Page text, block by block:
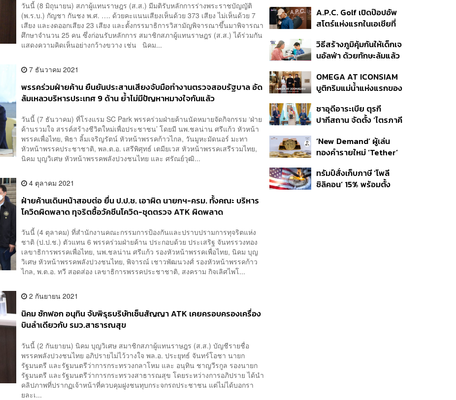
วันนี้ (8 มิถุนายน) สภาผู้แทนราษฎร (ส.ส.) มีมติรับหลักการร่างพระราชบัญญัติ
(พ.ร.บ.) กัญชา กันชง พ.ศ. …. ด้วยคะแนนเสียงเห็นด้วย 373 เสียง ไม่เห็นด้วย 7
เสียง และงดออกเสียง 23 เสียง และตั้งกรรมาธิการวิสามัญพิจารณาขึ้นมาพิจารณา
ศึกษาจำนวน 25 คน ซึ่งก่อนรับหลักการ สมาชิกสภาผู้แทนราษฎร (ส.ส.) ได้ร่วมกัน
แสดงความคิดเห็นอย่างกว้างขวาง เช่น นิคม...
7 ธันวาคม 2021
พรรคร่วมฝ่ายค้าน ยืนยันประสานเสียงจับมือทำงานตรวจสอบรัฐบาล อัด
ล้มเหลวบริหารประเทศ 9 ด้าน ย้ำไม่มีปัญหาหมางใจกันแล้ว
วันนี้ (7 ธันวาคม) ที่โรงแรม SC Park พรรคร่วมฝ่ายค้านนัดหมายจัดกิจกรรม ‘ฝ่าย
ค้านรวมใจ สรรค์สร้างชีวิตใหม่เพื่อประชาชน’ โดยมี นพ.ชลน่าน ศรีแก้ว หัวหน้า
พรรคเพื่อไทย, พิธา ลิ้มเจริญรัตน์ หัวหน้าพรรคก้าวไกล, วันมูหะมัดนอร์ มะทา
หัวหน้าพรรคประชาชาติ, พล.ต.อ. เสรีพิศุทธ์ เตมียเวส หัวหน้าพรรคเสรีรวมไทย,
นิคม บุญวิเศษ หัวหน้าพรรคพลังปวงชนไทย และ ศรัณย์วุฒิ...
4 ตุลาคม 2021
ฝ่ายค้านเดินหน้าสอบต่อ ยื่น ป.ป.ช. เอาผิด นายกฯ-ครม. ทั้งคณะ บริหาร
โควิดผิดพลาด ทุจริตซื้อวัคซีนโควิด-ชุดตรวจ ATK ผิดพลาด
วันนี้ (4 ตุลาคม) ที่สำนักงานคณะกรรมการป้องกันและปราบปรามการทุจริตแห่ง
ชาติ (ป.ป.ช.) ตัวแทน 6 พรรคร่วมฝ่ายค้าน ประกอบด้วย ประเสริฐ จันทรรวงทอง
เลขาธิการพรรคเพื่อไทย, นพ.ชลน่าน ศรีแก้ว รองหัวหน้าพรรคเพื่อไทย, นิคม บุญ
วิเศษ หัวหน้าพรรคพลังปวงชนไทย, พิจารณ์ เชาวพัฒนวงศ์ รองหัวหน้าพรรคก้าว
ไกล, พ.ต.อ. ทวี สอดส่อง เลขาธิการพรรคประชาชาติ, สงคราม กิจเลิศไพโ...
2 กันยายน 2021
นิคม ซักฟอก อนุทิน จับพิรุธบริษัทเซ็นสัญญา ATK เคยครอบครองเครื่อง
บินลำเดียวกับ รมว.สาธารณสุข
วันนี้ (2 กันยายน) นิคม บุญวิเศษ สมาชิกสภาผู้แทนราษฎร (ส.ส.) บัญชีรายชื่อ
พรรคพลังปวงชนไทย อภิปรายไม่ไว้วางใจ พล.อ. ประยุทธ์ จันทร์โอชา นายก
รัฐมนตรี และรัฐมนตรีว่าการกระทรวงกลาโหม และ อนุทิน ชาญวีรกูล รองนายก
รัฐมนตรี และรัฐมนตรีว่าการกระทรวงสาธารณสุข โดยระหว่างการอภิปราย ได้นำ
คลิปภาพที่ปรากฏเจ้าหน้าที่ควบคุมฝูงชนทุบกระจกรถประชาชน แต่ไม่ได้บอกรา
ยละเ...
กรมรับใช้ชาติ
A.P.C. Golf เปิดป๊อปอัพ
สโตร์แห่งแรกในเอเชียที่
วิธีสร้างภูมิคุ้มกันให้เด็กเจ
นอัลฟ่า ด้วยทักษะล้มแล้ว
OMEGA AT ICONSIAM
บูติกริมแม่น้ำแห่งแรกของ
ซาอุดีอาระเบีย ตุรกี
ปากีสถาน จัดตั้ง ‘ไตรภาคี
สำคัญอย่างไร
‘New Demand’ ผู้เล่น
ทองคำรายใหม่ ‘Tether’
ทรัมป์สั่งเก็บภาษี ‘โพลี
ซิลิคอน’ 15% พร้อมตั้ง